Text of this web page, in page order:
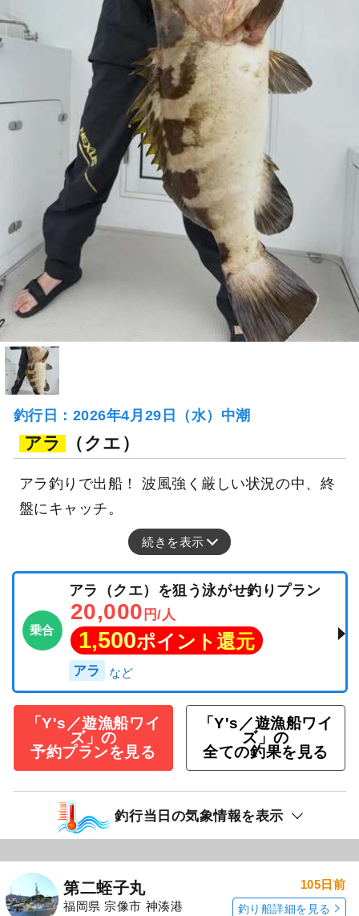
釣行日：2026年4月29日（水）中潮
アラ （クエ）
アラ釣りで出船！ 波風強く厳しい状況の中、終
盤にキャッチ。
続きを表示
乗合
アラ（クエ）を狙う泳がせ釣りプラン
20,000 円/人
1,500ポイント還元
アラ
「Y's／遊漁船ワイ
ズ」の
予約プランを見る
「Y's／遊漁船ワイ
ズ」の
全ての釣果を見る
釣行当日の気象情報を表示
第二蛭子丸
福岡県 宗像市 神湊港
105日前
釣り船詳細を見る